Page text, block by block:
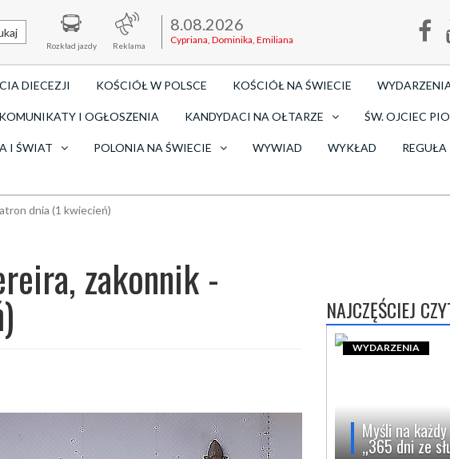
Rozkład jazdy Reklama
8.08.2026
Cypriana, Dominika, Emiliana
DIECEZJI KOŚCIÓŁ W POLSCE KOŚCIÓŁ NA ŚWIECIE
KOMUNIKATY I OGŁOSZENIA KANDYDACI NA OŁTARZE ŚW. OJCIEC PIO
I ŚWIAT POLONIA NA ŚWIECIE WYWIAD WYKŁAD REGUŁA
dnia (1 kwiecień)
zakonnik -
NAJCZĘŚCIEJ
Myśli na
„365 dni ze
WYDARZENIA